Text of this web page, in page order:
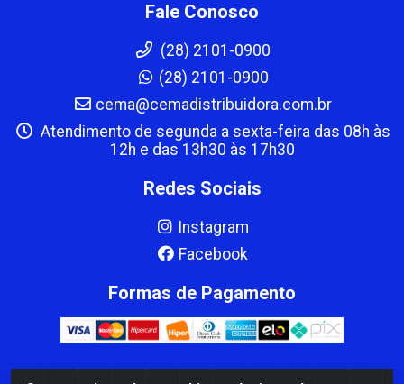
Fale Conosco
(28) 2101-0900
(28) 2101-0900
cema@cemadistribuidora.com.br
Atendimento de segunda a sexta-feira das 08h às
12h e das 13h30 às 17h30
Redes Sociais
Instagram
Facebook
Formas de Pagamento